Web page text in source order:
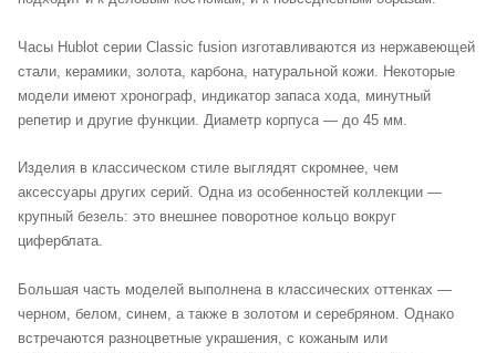
Часы Hublot серии Classic fusion изготавливаются из нержавеющей
стали, керамики, золота, карбона, натуральной кожи. Некоторые
модели имеют хронограф, индикатор запаса хода, минутный
репетир и другие функции. Диаметр корпуса — до 45 мм.
Изделия в классическом стиле выглядят скромнее, чем
аксессуары других серий. Одна из особенностей коллекции —
крупный безель: это внешнее поворотное кольцо вокруг
циферблата.
Большая часть моделей выполнена в классических оттенках —
черном, белом, синем, а также в золотом и серебряном. Однако
встречаются разноцветные украшения, с кожаным или